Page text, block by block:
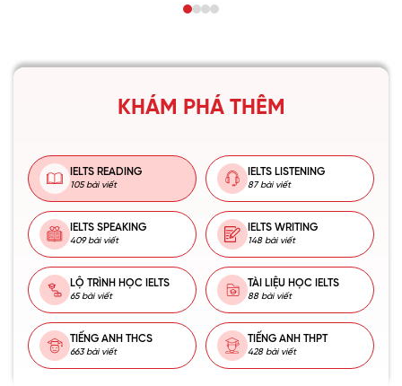
KHÁM PHÁ THÊM
IELTS READING
105 bài viết
IELTS LISTENING
87 bài viết
IELTS SPEAKING
409 bài viết
IELTS WRITING
148 bài viết
LỘ TRÌNH HỌC IELTS
65 bài viết
TÀI LIỆU HỌC IELTS
88 bài viết
TIẾNG ANH THCS
663 bài viết
TIẾNG ANH THPT
428 bài viết